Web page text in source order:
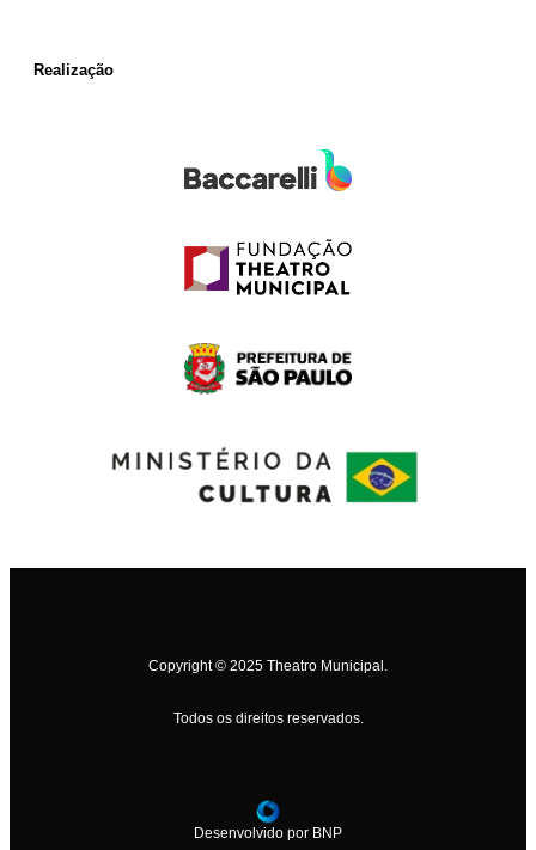
Realização
Copyright © 2025 Theatro Municipal.
Todos os direitos reservados.
Desenvolvido por BNP